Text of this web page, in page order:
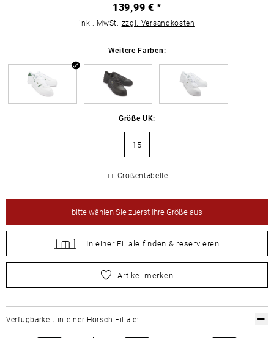
139,99 € *
inkl. MwSt. zzgl. Versandkosten
Weitere Farben:
Größe UK:
15
Größentabelle
bittewählen Sie zuerst Ihre Größe aus
In einer Filiale finden & reservieren
wählen Sie zuerst Ihre Größe aus
Artikel merken
Verfügbarkeit in einer Horsch-Filiale: